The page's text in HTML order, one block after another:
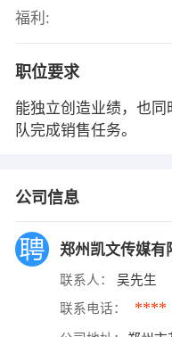
福利:
职位要求
能独立创造业绩，也
队完成销售任务。
公司信息
郑州凯文传媒有
联系人： 吴先生
联系电话： ****